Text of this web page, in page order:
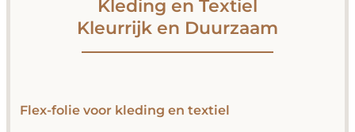
Kleding en Textiel
Kleurrijk en Duurzaam
Flex-folie voor kleding en textiel